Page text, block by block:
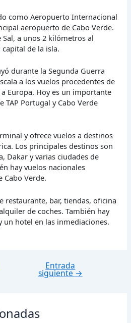
como Aeropuerto Internacional
aeropuerto de Cabo Verde.
Sal, a unos 2 kilómetros al
de la isla.
durante la Segunda Guerra
a los vuelos procedentes de
Europa. Hoy es un importante
TAP Portugal y Cabo Verde
y ofrece vuelos a destinos
Los principales destinos son
Dakar y varias ciudades de
hay vuelos nacionales
Cabo Verde.
restaurante, bar, tiendas, oficina
de coches. También hay
un hotel en las inmediaciones.
Entrada
siguiente→